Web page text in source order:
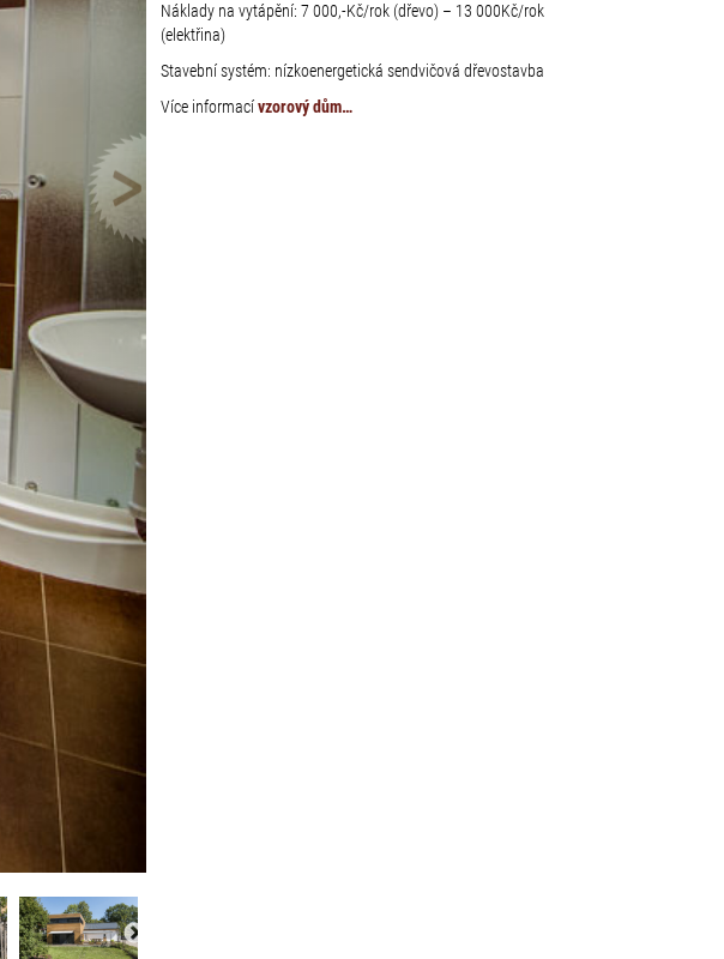
Náklady na vytápění: 7 000,-Kč/rok (dřevo) – 13 000Kč/rok
(elektřina)
Stavební systém: nízkoenergetická sendvičová dřevostavba
Více informacívzorový dům…